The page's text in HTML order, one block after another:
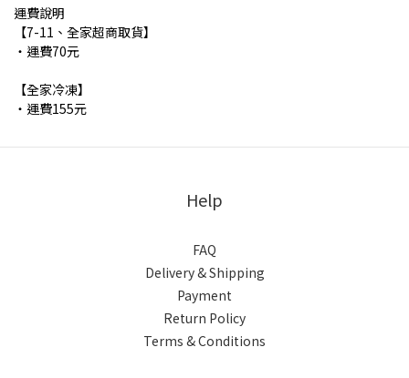
運費說明
【7-11、全家超商取貨】
・運費70元
【全家冷凍】
・運費155元
Help
FAQ
Delivery & Shipping
Payment
Return Policy
Terms & Conditions